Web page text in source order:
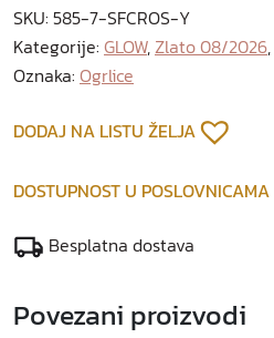
a
t
n
o
r
i
c
k
SKU: 585-7-SFCROS-Y
Kategorije: GLOW,Zlato 08/2026,
Oznaka: Ogrlice
DODAJ NA LISTU ŽELJA
DOSTUPNOST U POSLOVNICAMA
Besplatna dostava
Povezani proizvodi